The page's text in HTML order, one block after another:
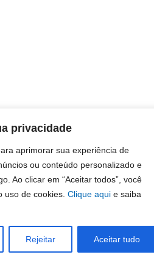
privacidade
aprimorar sua experiência de
ou conteúdo personalizado e
Ao clicar em “Aceitar todos”, você
uso de cookies. Clique aqui e saiba
Rejeitar Aceitar tudo